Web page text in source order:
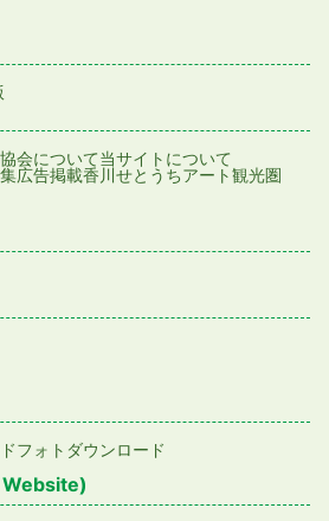
会について当サイトについて
広告掲載香川せとうちアート観光圏
フォトダウンロード
Website)